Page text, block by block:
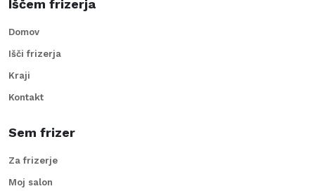
Iščem frizerja
Domov
Išči frizerja
Kraji
Kontakt
Sem frizer
Za frizerje
Moj salon